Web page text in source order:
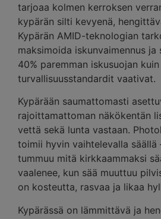
tarjoaa kolmen kerroksen
kypärän silti kevyenä,
Kypärän AMID-teknologian
maksimoida iskunvaimennus
40% paremman iskusuojan
turvallisuusstandardit vaativat.
Kypärään saumattomasti
rajoittamattoman näkökentän
vettä sekä lunta vastaan.
toimii hyvin vaihtelevalla säällä
tummuu mitä kirkkaammaksi
vaalenee, kun sää muuttuu
on kosteutta, rasvaa ja likaa
Kypärässä on lämmittävä ja